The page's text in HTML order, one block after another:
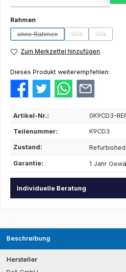
Rahmen
ohne Rahmen
(Diese Option ist zurzeit nicht
G13
(Diese Option ist
G14
(Diese
Zum Merkzettel hinzufügen
Dieses Produkt weiterempfehlen:
Artikel-Nr.: 0K9CD3-
Teilenummer: K9CD3
Zustand:
Garantie: 1 Jahr
Individuelle Beratung
Beschreibung
Hersteller